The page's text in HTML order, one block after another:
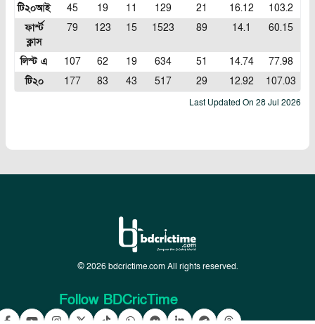
টি২০আই
45 19 11 129 21 16.12
103.2
ফার্স্ট
ক্লাস
79 123 15 1523 89 14.1 60.15
লিস্ট এ 107 62 19 634 51 14.74
77.98
টি২০
177 83 43 517 29 12.92 107.03
Last Updated On 28 Jul 2026
© 2026 bdcrictime.com All rights reserved.
Follow BDCricTime